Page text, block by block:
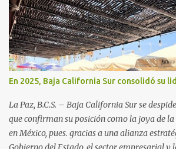
En 2025, Baja California Sur consolidó su
La Paz, B.C.S. – Baja California Sur se
que confirman su posición como la joya de
en México, pues. gracias a una alianza